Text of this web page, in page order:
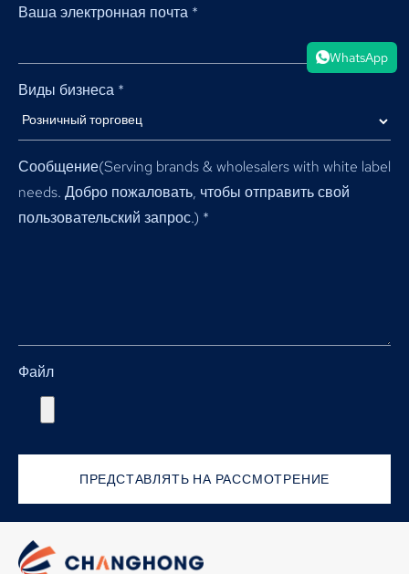
Ваша электронная почта *
Виды бизнеса *
Сообщение(Serving brands & wholesalers with white label
needs. Добро пожаловать, чтобы отправить свой
пользовательский запрос.) *
Файл
ПРЕДСТАВЛЯТЬ НА РАССМОТРЕНИЕ
WhatsApp